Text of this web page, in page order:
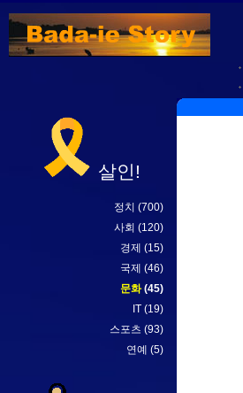
살인!
정치 (700)
사회 (120)
경제 (15)
국제 (46)
문화 (45)
IT (19)
스포츠 (93)
연예 (5)